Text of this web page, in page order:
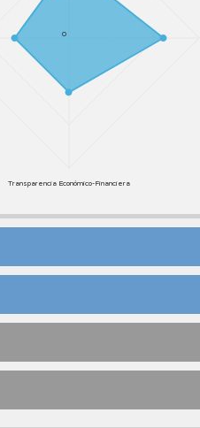
Transparencia Económico-Financiera
0